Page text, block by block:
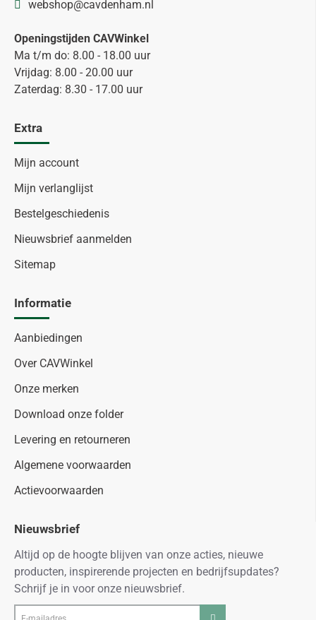
webshop@cavdenham.nl
Openingstijden CAVWinkel
Ma t/m do: 8.00 - 18.00 uur
Vrijdag: 8.00 - 20.00 uur
Zaterdag: 8.30 - 17.00 uur
Extra
Mijn account
Mijn verlanglijst
Bestelgeschiedenis
Nieuwsbrief aanmelden
Sitemap
Informatie
Aanbiedingen
Over CAVWinkel
Onze merken
Download onze folder
Levering en retourneren
Algemene voorwaarden
Actievoorwaarden
Nieuwsbrief
Altijd op de hoogte blijven van onze acties, nieuwe
producten, inspirerende projecten en bedrijfsupdates?
Schrijf je in voor onze nieuwsbrief.